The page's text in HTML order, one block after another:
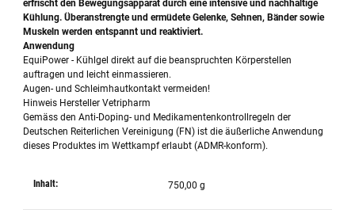
erfrischt den Bewegungsapparat durch eine intensive und nachhaltige
Kühlung. Überanstrengte und ermüdete Gelenke, Sehnen, Bänder sowie
Muskeln werden entspannt und reaktiviert.
Anwendung
EquiPower - Kühlgel direkt auf die beanspruchten Körperstellen
auftragen und leicht einmassieren.
Augen- und Schleimhautkontakt vermeiden!
Hinweis Hersteller Vetripharm
Gemäss den Anti-Doping- und Medikamentenkontrollregeln der
Deutschen Reiterlichen Vereinigung (FN) ist die äußerliche Anwendung
dieses Produktes im Wettkampf erlaubt (ADMR-konform).
Inhalt: 750,00 g